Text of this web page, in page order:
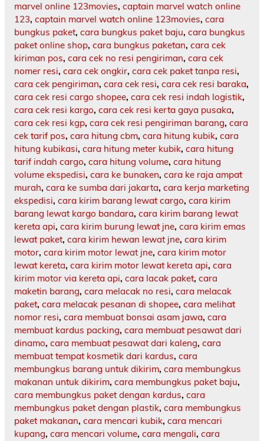
marvel online 123movies, captain marvel watch online
123, captain marvel watch online 123movies, cara
bungkus paket, cara bungkus paket baju, cara bungkus
paket online shop, cara bungkus paketan, cara cek
kiriman pos, cara cek no resi pengiriman, cara cek
nomer resi, cara cek ongkir, cara cek paket tanpa resi,
cara cek pengiriman, cara cek resi, cara cek resi baraka,
cara cek resi cargo shopee, cara cek resi indah logistik,
cara cek resi kargo, cara cek resi kerta gaya pusaka,
cara cek resi kgp, cara cek resi pengiriman barang, cara
cek tarif pos, cara hitung cbm, cara hitung kubik, cara
hitung kubikasi, cara hitung meter kubik, cara hitung
tarif indah cargo, cara hitung volume, cara hitung
volume ekspedisi, cara ke bunaken, cara ke raja ampat
murah, cara ke sumba dari jakarta, cara kerja marketing
ekspedisi, cara kirim barang lewat cargo, cara kirim
barang lewat kargo bandara, cara kirim barang lewat
kereta api, cara kirim burung lewat jne, cara kirim emas
lewat paket, cara kirim hewan lewat jne, cara kirim
motor, cara kirim motor lewat jne, cara kirim motor
lewat kereta, cara kirim motor lewat kereta api, cara
kirim motor via kereta api, cara lacak paket, cara
maketin barang, cara melacak no resi, cara melacak
paket, cara melacak pesanan di shopee, cara melihat
nomor resi, cara membuat bonsai asam jawa, cara
membuat kardus packing, cara membuat pesawat dari
dinamo, cara membuat pesawat dari kaleng, cara
membuat tempat kosmetik dari kardus, cara
membungkus barang untuk dikirim, cara membungkus
makanan untuk dikirim, cara membungkus paket baju,
cara membungkus paket dengan kardus, cara
membungkus paket dengan plastik, cara membungkus
paket makanan, cara mencari kubik, cara mencari
kupang, cara mencari volume, cara mengali, cara